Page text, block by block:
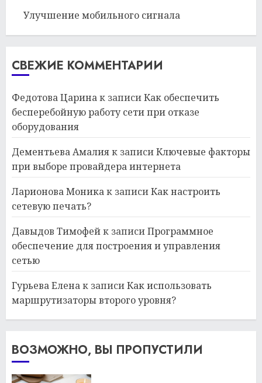
Улучшение мобильного сигнала
СВЕЖИЕ КОММЕНТАРИИ
Федотова Царинак записиКак обеспечить
бесперебойную работу сети при отказе
оборудования
Дементьева Амалияк записиКлючевые факторы
при выборе провайдера интернета
Ларионова Моникак записиКак настроить
сетевую печать?
Давыдов Тимофейк записиПрограммное
обеспечение для построения и управления
сетью
Гурьева Еленак записиКак использовать
маршрутизаторы второго уровня?
ВОЗМОЖНО, ВЫ ПРОПУСТИЛИ